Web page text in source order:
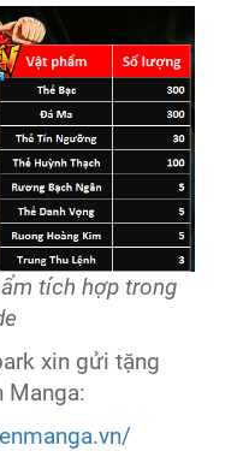
tích hợp trong
xin gửi tặng
Manga: